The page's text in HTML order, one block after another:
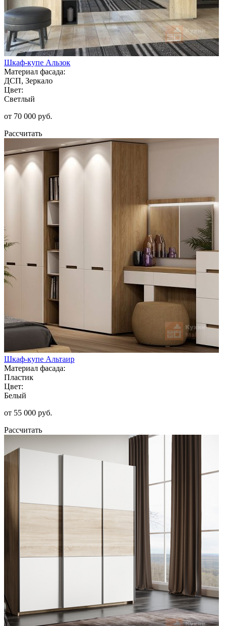
Шкаф-купе Альзок
Материал фасада:
ДСП, Зеркало
Цвет:
Светлый
от 70 000 руб.
Рассчитать
Шкаф-купе Альтаир
Материал фасада:
Пластик
Цвет:
Белый
от 55 000 руб.
Рассчитать